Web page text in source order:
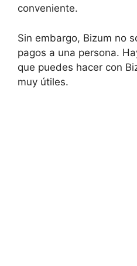
conveniente.
Sin embargo, Bizum no
pagos a una persona.
que puedes hacer con
muy útiles.